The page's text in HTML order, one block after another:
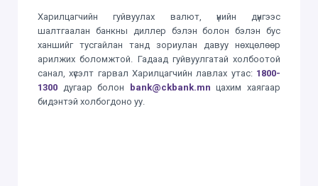
Харилцагчийн гуйвуулах валют, үнийн дүнгээс
шалтгаалан банкны диллер бэлэн болон бэлэн бус
ханшийг тусгайлан танд зориулан давуу нөхцөлөөр
арилжих боломжтой. Гадаад гуйвуулгатай холбоотой
санал, хүсэлт гарвал Харилцагчийн лавлах утас: 1800-
1300 дугаар болон bank@ckbank.mn цахим хаягаар
бидэнтэй холбогдоно уу.